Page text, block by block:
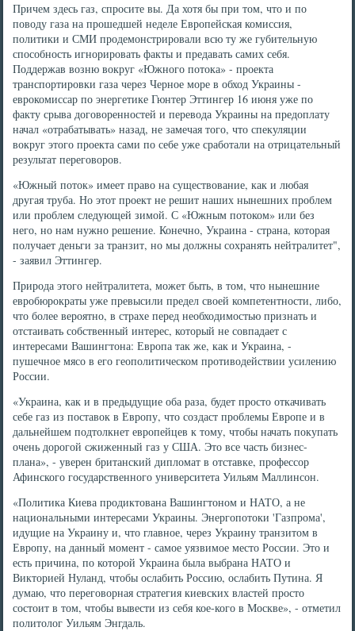
Причем здесь газ, спросите вы. Да хотя бы при том, что и по
поводу газа на прошедшей неделе Европейская комиссия,
политики и СМИ продемонстрировали всю ту же губительную
способность игнорировать факты и предавать самих себя.
Поддержав возню вокруг «Южного потока» - проекта
транспортировки газа через Черное море в обход Украины -
еврокомиссар по энергетике Гюнтер Эттингер 16 июня уже по
факту срыва договоренностей и перевода Украины на предоплату
начал «отрабатывать» назад, не замечая того, что спекуляции
вокруг этого проекта сами по себе уже сработали на отрицательный
результат переговоров.
«Южный поток» имеет право на существование, как и любая
другая труба. Но этот проект не решит наших нынешних проблем
или проблем следующей зимой. С «Южным потоком» или без
него, но нам нужно решение. Конечно, Украина - страна, которая
получает деньги за транзит, но мы должны сохранять нейтралитет",
- заявил Эттингер.
Природа этого нейтралитета, может быть, в том, что нынешние
евробюрократы уже превысили предел своей компетентности, либо,
что более вероятно, в страхе перед необходимостью признать и
отстаивать собственный интерес, который не совпадает с
интересами Вашингтона: Европа так же, как и Украина, -
пушечное мясо в его геополитическом противодействии усилению
России.
«Украина, как и в предыдущие оба раза, будет просто откачивать
себе газ из поставок в Европу, что создаст проблемы Европе и в
дальнейшем подтолкнет европейцев к тому, чтобы начать покупать
очень дорогой сжиженный газ у США. Это все часть бизнес-
плана», - уверен британский дипломат в отставке, профессор
Афинского государственного университета Уильям Маллинсон.
«Политика Киева продиктована Вашингтоном и НАТО, а не
национальными интересами Украины. Энергопотоки 'Газпрома',
идущие на Украину и, что главное, через Украину транзитом в
Европу, на данный момент - самое уязвимое место России. Это и
есть причина, по которой Украина была выбрана НАТО и
Викторией Нуланд, чтобы ослабить Россию, ослабить Путина. Я
думаю, что переговорная стратегия киевских властей просто
состоит в том, чтобы вывести из себя кое-кого в Москве», - отметил
политолог Уильям Энгдаль.